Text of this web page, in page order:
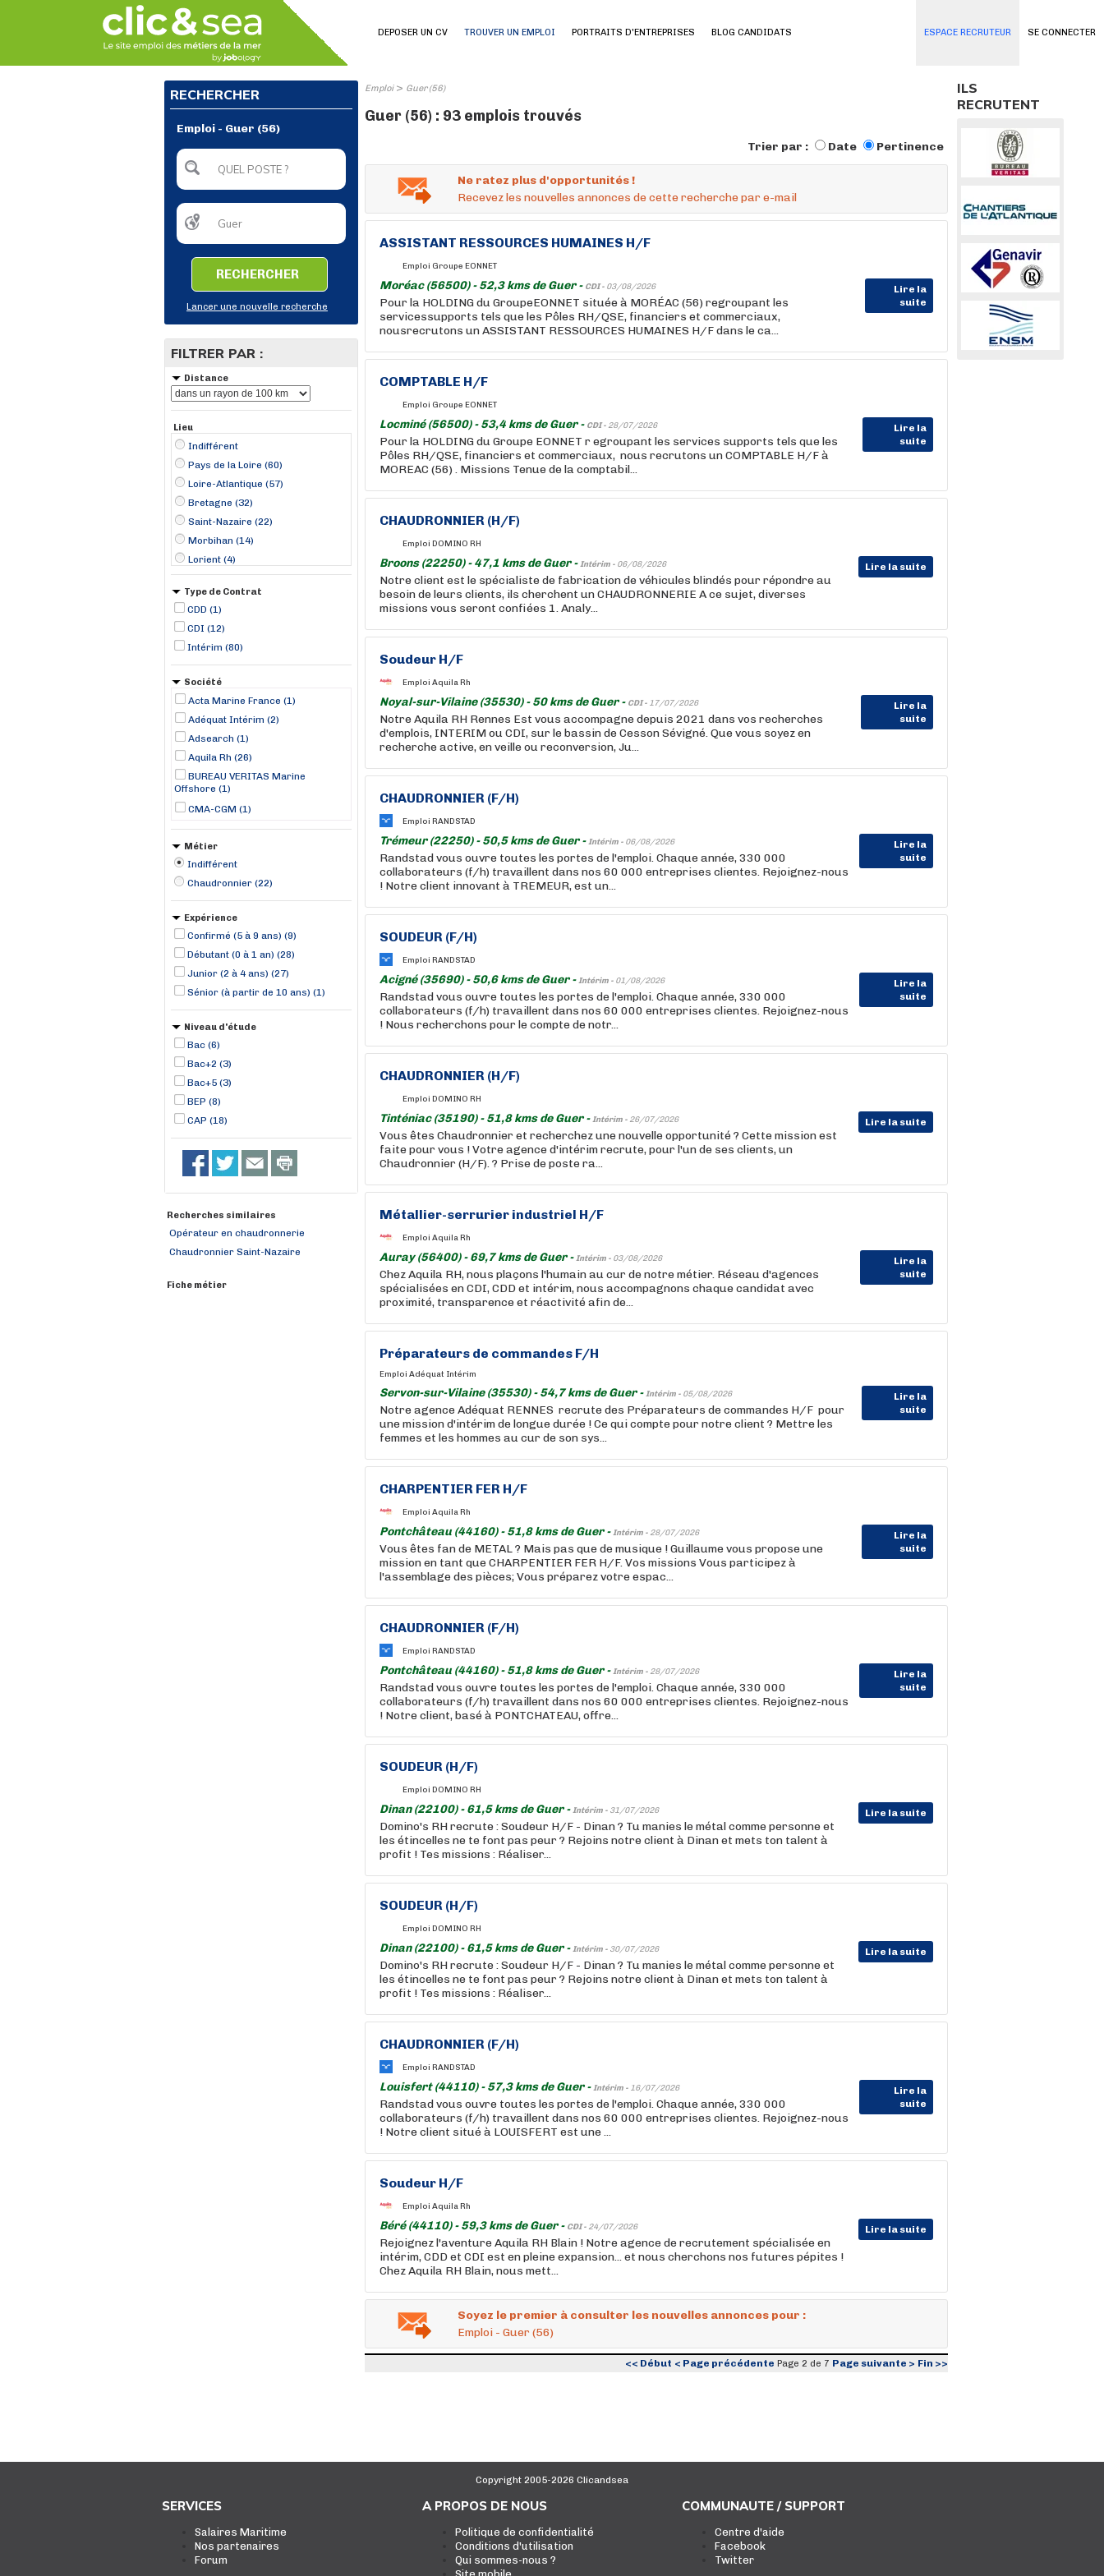
SE CONNECTER
DEPOSER UN CV TROUVER UN EMPLOI PORTRAITS D'ENTREPRISES BLOG CANDIDATS ESPACE RECRUTEUR
RECHERCHER
Emploi - Guer (56)
RECHERCHER
Lancer une nouvelle recherche
FILTRER PAR :
Distance
Lieu
Indifférent
Pays de la Loire (60)
Loire-Atlantique (57)
Bretagne (32)
Saint-Nazaire (22)
Morbihan (14)
Lorient (4)
Ancenis (3)
Carquefou (3)
Saint-Aignan-Grand-Lieu (3)
Arzal (2)
Cordemais (2)
Type de Contrat
CDD (1)
CDI (12)
Intérim (80)
Société
Acta Marine France (1)
Adéquat Intérim (2)
Adsearch (1)
Aquila Rh (26)
BUREAU VERITAS Marine
Offshore (1)
CMA-CGM (1)
DOMINO RH (5)
Groupe EONNET (2)
JUBIL INTERIM (1)
Manpower (22)
RANDSTAD (28)
SEM LORIENT KEROMAN (1)
Stoldt Partner Limited (1)
TOMA Interim (1)
Métier
Indifférent
Chaudronnier (22)
Expérience
Confirmé (5 à 9 ans) (9)
Débutant (0 à 1 an) (28)
Junior (2 à 4 ans) (27)
Sénior (à partir de 10 ans) (1)
Niveau d'étude
Bac (6)
Bac+2 (3)
Bac+5 (3)
BEP (8)
CAP (18)
Recherches similaires
Opérateur en chaudronnerie
Chaudronnier Saint-Nazaire
Fiche métier
Emploi> Guer (56)
Guer (56) : 93 emplois trouvés
Trier par : Date Pertinence
Ne ratez plus d'opportunités !
Recevez les nouvelles annonces de cette recherche par e-mail
ASSISTANT RESSOURCES HUMAINES H/F
Emploi Groupe EONNET
Moréac (56500) - 52,3 kms de Guer - CDI - 03/08/2026
Lire la
suite
Pour la HOLDING du GroupeEONNET située à MORÉAC (56) regroupant les
servicessupports tels que les Pôles RH/QSE, financiers et commerciaux,
nousrecrutons un ASSISTANT RESSOURCES HUMAINES H/F dans le ca...
COMPTABLE H/F
Emploi Groupe EONNET
Locminé (56500) - 53,4 kms de Guer - CDI - 28/07/2026
Lire la
suite
Pour la HOLDING du Groupe EONNET r egroupant les services supports tels que les
Pôles RH/QSE, financiers et commerciaux, nous recrutons un COMPTABLE H/F à
MOREAC (56) . Missions Tenue de la comptabil...
CHAUDRONNIER (H/F)
Emploi DOMINO RH
Broons (22250) - 47,1 kms de Guer -Intérim - 06/08/2026 Lire la suite
Notre client est le spécialiste de fabrication de véhicules blindés pour répondre au
besoin de leurs clients, ils cherchent un CHAUDRONNERIE A ce sujet, diverses
missions vous seront confiées 1. Analy...
Soudeur H/F
Emploi Aquila Rh
Noyal-sur-Vilaine (35530) - 50 kms de Guer - CDI - 17/07/2026
Lire la
suite
Notre Aquila RH Rennes Est vous accompagne depuis 2021 dans vos recherches
d'emplois, INTERIM ou CDI, sur le bassin de Cesson Sévigné. Que vous soyez en
recherche active, en veille ou reconversion, Ju...
CHAUDRONNIER (F/H)
Emploi RANDSTAD
Trémeur (22250) - 50,5 kms de Guer -Intérim - 06/08/2026
Lire la
suite
Randstad vous ouvre toutes les portes de l'emploi. Chaque année, 330 000
collaborateurs (f/h) travaillent dans nos 60 000 entreprises clientes. Rejoignez-nous
! Notre client innovant à TREMEUR, est un...
SOUDEUR (F/H)
Emploi RANDSTAD
Acigné (35690) - 50,6 kms de Guer -Intérim - 01/08/2026
Lire la
suite
Randstad vous ouvre toutes les portes de l'emploi. Chaque année, 330 000
collaborateurs (f/h) travaillent dans nos 60 000 entreprises clientes. Rejoignez-nous
! Nous recherchons pour le compte de notr...
CHAUDRONNIER (H/F)
Emploi DOMINO RH
Tinténiac (35190) - 51,8 kms de Guer -Intérim - 26/07/2026 Lire la suite
Vous êtes Chaudronnier et recherchez une nouvelle opportunité ? Cette mission est
faite pour vous ! Votre agence d'intérim recrute, pour l'un de ses clients, un
Chaudronnier (H/F). ? Prise de poste ra...
Métallier-serrurier industriel H/F
Emploi Aquila Rh
Auray (56400) - 69,7 kms de Guer -Intérim - 03/08/2026
Lire la
suite
Chez Aquila RH, nous plaçons l'humain au cur de notre métier. Réseau d'agences
spécialisées en CDI, CDD et intérim, nous accompagnons chaque candidat avec
proximité, transparence et réactivité afin de...
Préparateurs de commandes F/H
Emploi Adéquat Intérim
Servon-sur-Vilaine (35530) - 54,7 kms de Guer -Intérim - 05/08/2026
Lire la
suite
Notre agence Adéquat RENNES recrute des Préparateurs de commandes H/F pour
une mission d'intérim de longue durée ! Ce qui compte pour notre client ? Mettre les
femmes et les hommes au cur de son sys...
CHARPENTIER FER H/F
Emploi Aquila Rh
Pontchâteau (44160) - 51,8 kms de Guer -Intérim - 28/07/2026
Lire la
suite
Vous êtes fan de METAL ? Mais pas que de musique ! Guillaume vous propose une
mission en tant que CHARPENTIER FER H/F. Vos missions Vous participez à
l'assemblage des pièces; Vous préparez votre espac...
CHAUDRONNIER (F/H)
Emploi RANDSTAD
Pontchâteau (44160) - 51,8 kms de Guer -Intérim - 28/07/2026
Lire la
suite
Randstad vous ouvre toutes les portes de l'emploi. Chaque année, 330 000
collaborateurs (f/h) travaillent dans nos 60 000 entreprises clientes. Rejoignez-nous
! Notre client, basé à PONTCHATEAU, offre...
SOUDEUR (H/F)
Emploi DOMINO RH
Dinan (22100) - 61,5 kms de Guer -Intérim - 31/07/2026 Lire la suite
Domino's RH recrute : Soudeur H/F - Dinan ? Tu manies le métal comme personne et
les étincelles ne te font pas peur ? Rejoins notre client à Dinan et mets ton talent à
profit ! Tes missions : Réaliser...
SOUDEUR (H/F)
Emploi DOMINO RH
Dinan (22100) - 61,5 kms de Guer -Intérim - 30/07/2026 Lire la suite
Domino's RH recrute : Soudeur H/F - Dinan ? Tu manies le métal comme personne et
les étincelles ne te font pas peur ? Rejoins notre client à Dinan et mets ton talent à
profit ! Tes missions : Réaliser...
CHAUDRONNIER (F/H)
Emploi RANDSTAD
Louisfert (44110) - 57,3 kms de Guer -Intérim - 16/07/2026
Lire la
suite
Randstad vous ouvre toutes les portes de l'emploi. Chaque année, 330 000
collaborateurs (f/h) travaillent dans nos 60 000 entreprises clientes. Rejoignez-nous
! Notre client situé à LOUISFERT est une ...
Soudeur H/F
Emploi Aquila Rh
Béré (44110) - 59,3 kms de Guer - CDI - 24/07/2026 Lire la suite
Rejoignez l'aventure Aquila RH Blain ! Notre agence de recrutement spécialisée en
intérim, CDD et CDI est en pleine expansion... et nous cherchons nos futures pépites !
Chez Aquila RH Blain, nous mett...
Soyez le premier à consulter les nouvelles annonces pour :
Emploi - Guer (56)
<< Début < Page précédente Page 2 de 7 Page suivante > Fin >>
ILS
RECRUTENT
Copyright 2005-2026 Clicandsea
SERVICES
Salaires Maritime
Nos partenaires
Forum
A PROPOS DE NOUS
Politique de confidentialité
Conditions d'utilisation
Qui sommes-nous ?
COMMUNAUTE / SUPPORT
Centre d'aide
Facebook
Twitter